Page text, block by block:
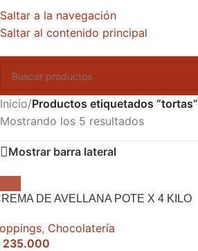
Saltar a la navegación
Saltar al contenido principal
Inicio/Productos etiquetados “tortas”
Mostrando los 5 resultados
Mostrar barra lateral
DE AVELLANA POTE X 4 KILO
, Chocolatería
235.000